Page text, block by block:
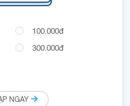
100.000đ
300.000đ
NGAY